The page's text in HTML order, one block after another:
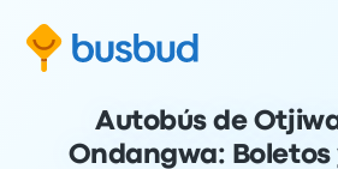
Autobús de
Ondangwa: Boletos